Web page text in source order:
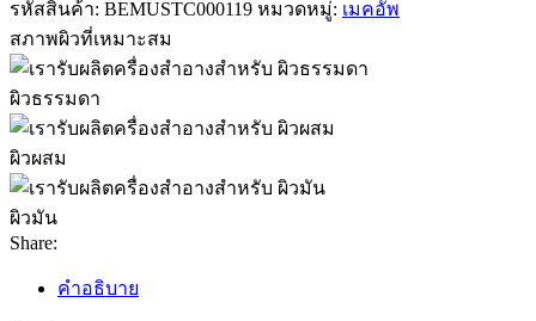
รหัสสินค้า: BEMUSTC000119 หมวดหมู่: เมคอัพ
สภาพผิวที่เหมาะสม
ผิวธรรมดา
ผิวผสม
ผิวมัน
Share:
คำอธิบาย